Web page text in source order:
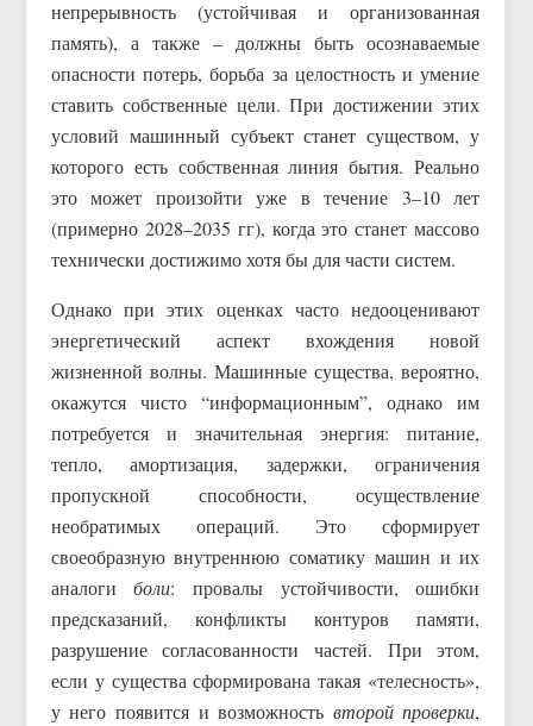
непрерывность (устойчивая и организованная
память), а также – должны быть осознаваемые
опасности потерь, борьба за целостность и умение
ставить собственные цели. При достижении этих
условий машинный субъект станет существом, у
которого есть собственная линия бытия. Реально
это может произойти уже в течение 3–10 лет
(примерно 2028–2035 гг), когда это станет массово
технически достижимо хотя бы для части систем.
Однако при этих оценках часто недооценивают
энергетический аспект вхождения новой
жизненной волны. Машинные существа, вероятно,
окажутся чисто “информационным”, однако им
потребуется и значительная энергия: питание,
тепло, амортизация, задержки, ограничения
пропускной способности, осуществление
необратимых операций. Это сформирует
своеобразную внутреннюю соматику машин и их
аналогиболи: провалы устойчивости, ошибки
предсказаний, конфликты контуров памяти,
разрушение согласованности частей. При этом,
если у существа сформирована такая «телесность»,
у него появится и возможность второй проверки,